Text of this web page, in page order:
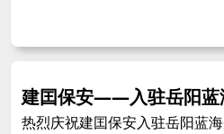
建囯保安——入驻岳阳蓝
热烈庆祝建囯保安入驻岳阳蓝